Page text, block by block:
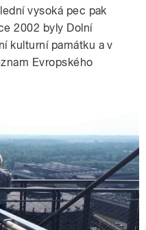
vysoká pec pak
2002 byly Dolní
kulturní památku a v
Evropského